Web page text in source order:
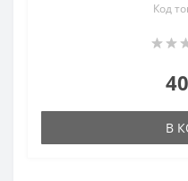
Код
В